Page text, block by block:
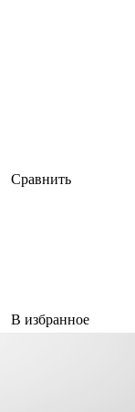
Сравнить
В избранное